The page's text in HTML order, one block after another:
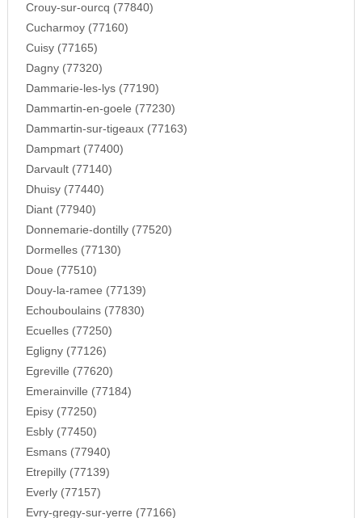
Crouy-sur-ourcq (77840)
Cucharmoy (77160)
Cuisy (77165)
Dagny (77320)
Dammarie-les-lys (77190)
Dammartin-en-goele (77230)
Dammartin-sur-tigeaux (77163)
Dampmart (77400)
Darvault (77140)
Dhuisy (77440)
Diant (77940)
Donnemarie-dontilly (77520)
Dormelles (77130)
Doue (77510)
Douy-la-ramee (77139)
Echouboulains (77830)
Ecuelles (77250)
Egligny (77126)
Egreville (77620)
Emerainville (77184)
Episy (77250)
Esbly (77450)
Esmans (77940)
Etrepilly (77139)
Everly (77157)
Evry-gregy-sur-yerre (77166)